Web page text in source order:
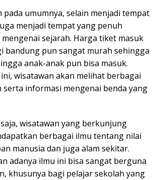
pada umumnya, selain menjadi tempat
menjadi tempat yang penuh
sejarah. Harga tiket masuk
bandung pun sangat murah sehingga
anak-anak pun bisa masuk.
wisatawan akan melihat berbagai
serta informasi mengenai benda yang
wisatawan yang berkunjung
berbagai ilmu tentang nilai
manusia dan juga alam sekitar.
adanya ilmu ini bisa sangat berguna
khusunya bagi pelajar sekolah yang